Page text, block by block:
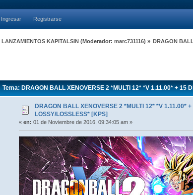
Ingresar Registrarse
LANZAMIENTOS KAPITALSIN (Moderador:marc731116) » DRAGON
Tema: DRAGON BALL XENOVERSE 2 *MULTI 12* *V 1.11.00* + 15
DRAGON BALL XENOVERSE 2 *MULTI 12* *V 1.11.00*
LOSSY/LOSSLESS* [KPS]
« en: 01 de Noviembre de 2016, 09:34:05 am »